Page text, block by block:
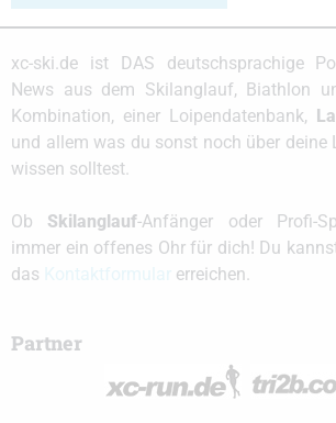
xc-ski.de ist DAS deutschsprachige
News aus dem Skilanglauf, Biathlon
Kombination, einer Loipendatenbank,
und allem was du sonst noch über deine
wissen solltest.
Ob Skilanglauf-Anfänger oder Profi-
immer ein offenes Ohr für dich! Du
das
erreichen.
Partner